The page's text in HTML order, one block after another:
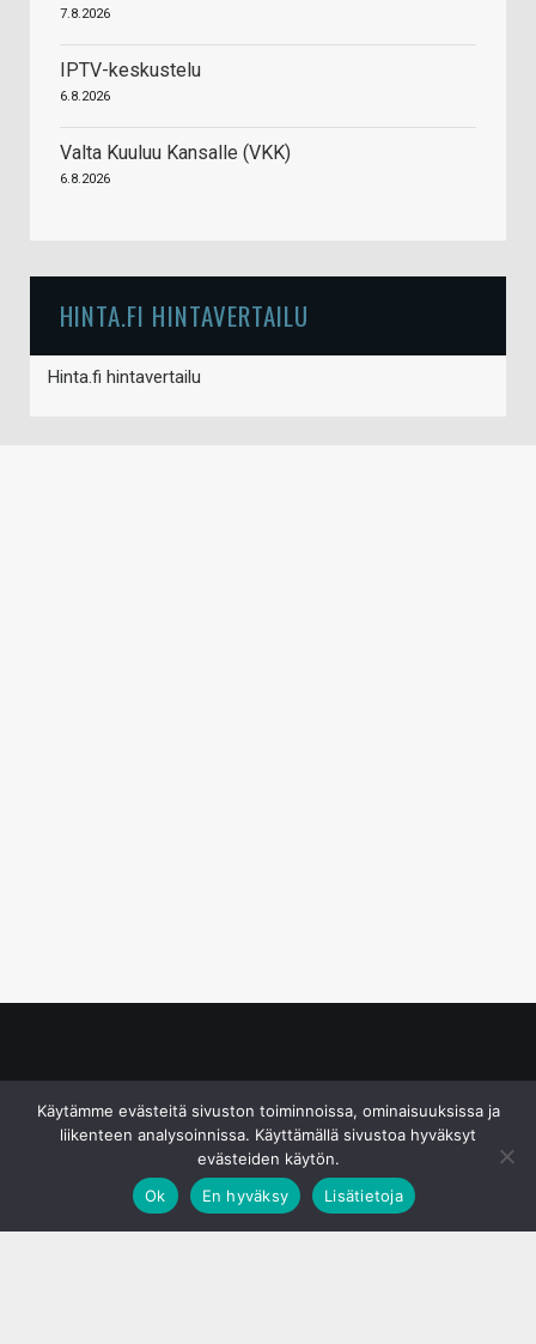
7.8.2026
IPTV-keskustelu
6.8.2026
Valta Kuuluu Kansalle (VKK)
6.8.2026
HINTA.FI HINTAVERTAILU
Hinta.fi hintavertailu
Käytämme evästeitä sivuston toiminnoissa, ominaisuuksissa ja
liikenteen analysoinnissa. Käyttämällä sivustoa hyväksyt
evästeiden käytön.
Ok
En hyväksy Lisätietoja